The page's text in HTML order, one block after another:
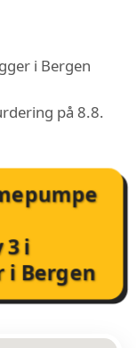
i Bergen
på 8.8.
3i
i Bergen